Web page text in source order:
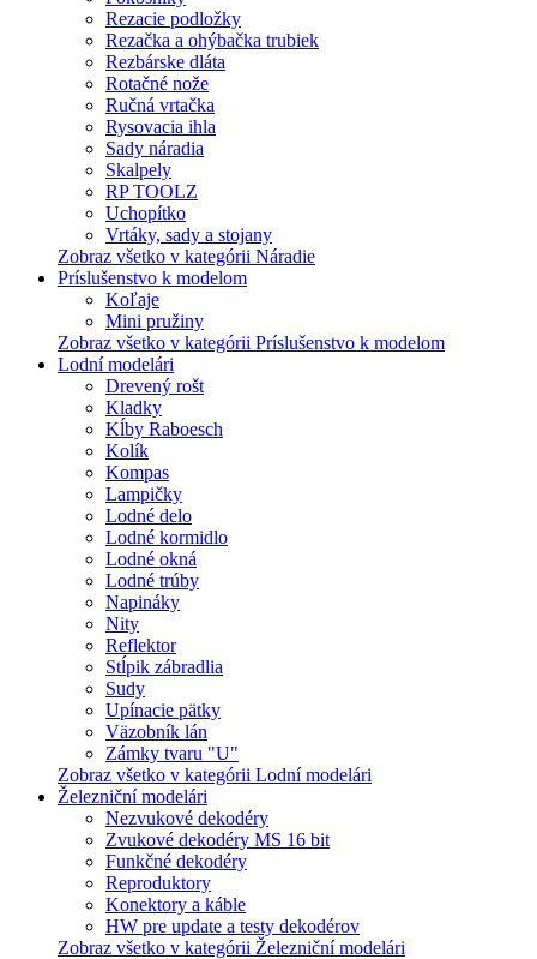
Rezacie podložky
Rezačka a ohýbačka trubiek
Rezbárske dláta
Rotačné nože
Ručná vrtačka
Rysovacia ihla
Sady náradia
Skalpely
RP TOOLZ
Uchopítko
Vrtáky, sady a stojany
Zobraz všetko v kategórii Náradie
Príslušenstvo k modelom
Koľaje
Mini pružiny
Zobraz všetko v kategórii Príslušenstvo k modelom
Lodní modelári
Drevený rošt
Kladky
Kĺby Raboesch
Kolík
Kompas
Lampičky
Lodné delo
Lodné kormidlo
Lodné okná
Lodné trúby
Napináky
Nity
Reflektor
Stĺpik zábradlia
Sudy
Upínacie pätky
Väzobník lán
Zámky tvaru "U"
Zobraz všetko v kategórii Lodní modelári
Železniční modelári
Nezvukové dekodéry
Zvukové dekodéry MS 16 bit
Funkčné dekodéry
Reproduktory
Konektory a káble
HW pre update a testy dekodérov
Zobraz všetko v kategórii Železniční modelári